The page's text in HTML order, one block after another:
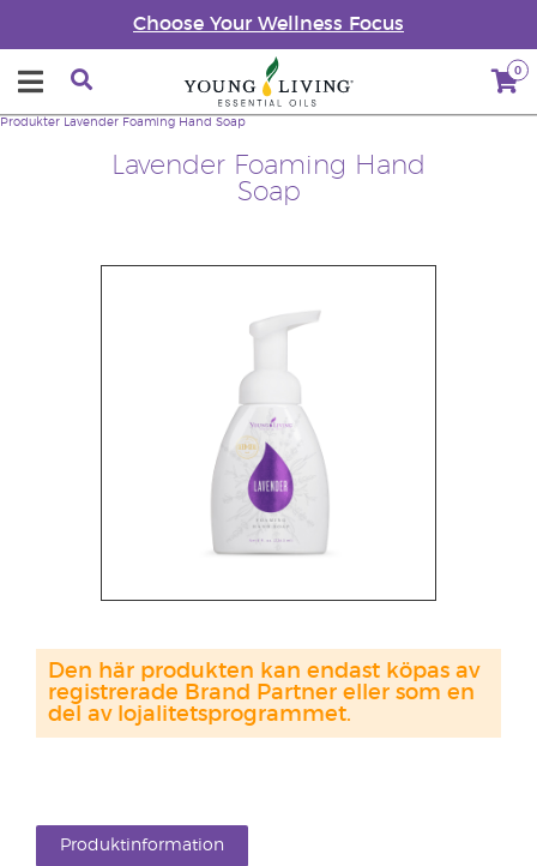
Choose Your Wellness Focus
0
Lavender Foaming Hand
Soap
Produkter Lavender Foaming Hand Soap
Produktinformation
Den här produkten kan endast köpas av
registrerade Brand Partner eller som en
del av lojalitetsprogrammet.